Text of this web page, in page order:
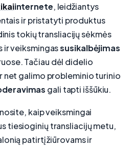
internete, leidžiantys
ir pristatyti produktus
tokių transliacijų sėkmės
ir veiksmingassusikalbėjimas
Tačiau dėl didelio
net galimo probleminio turinio
gali tapti iššūkiu.
kaip veiksmingai
tiesioginių transliacijų metu,
patirtį žiūrovams ir